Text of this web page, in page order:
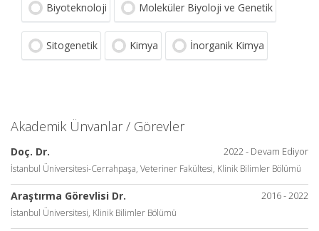
Biyoteknoloji Moleküler Biyoloji ve Genetik
Sitogenetik Kimya İnorganik Kimya
Akademik Ünvanlar / Görevler
2022 - Devam Ediyor
Doç. Dr.
İstanbul Üniversitesi-Cerrahpaşa, Veteriner Fakültesi, Klinik Bilimler Bölümü
2016 - 2022
Araştırma Görevlisi Dr.
İstanbul Üniversitesi, Klinik Bilimler Bölümü